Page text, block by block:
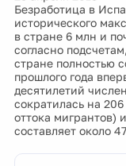
Безработица в
исторического
в стране 6 млн и
согласно
стране полностью
прошлого года
десятилетий
сократилась на
оттока мигрантов)
составляет около